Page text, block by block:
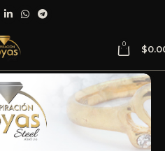
0 $